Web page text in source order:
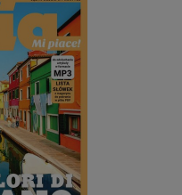
informatyka